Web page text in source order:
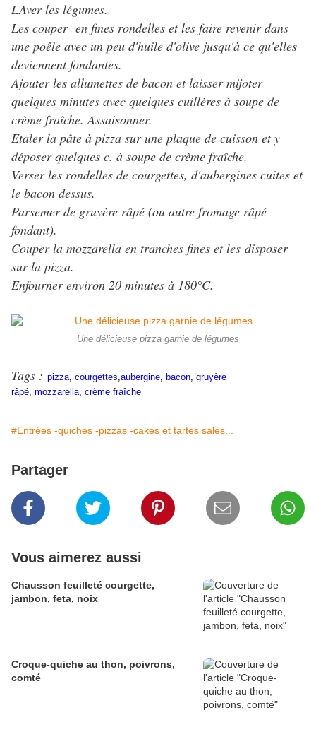
LAver les légumes.
Les couper en fines rondelles et les faire revenir dans
une poêle avec un peu d'huile d'olive jusqu'à ce qu'elles
deviennent fondantes.
Ajouter les allumettes de bacon et laisser mijoter
quelques minutes avec quelques cuillères à soupe de
crème fraîche. Assaisonner.
Etaler la pâte à pizza sur une plaque de cuisson et y
déposer quelques c. à soupe de crème fraîche.
Verser les rondelles de courgettes, d'aubergines cuites et
le bacon dessus.
Parsemer de gruyère râpé (ou autre fromage râpé
fondant).
Couper la mozzarella en tranches fines et les disposer
sur la pizza.
Enfourner environ 20 minutes à 180°C.
Une délicieuse pizza garnie de légumes
Tags : pizza, courgettes,aubergine, bacon, gruyère
râpé, mozzarella crème fraîche
#Entrées -quiches -pizzas -cakes et tartes salés...
Partager
Vous aimerez aussi
Chausson feuilleté courgette,
jambon, feta, noix
Croque-quiche au thon, poivrons,
comté